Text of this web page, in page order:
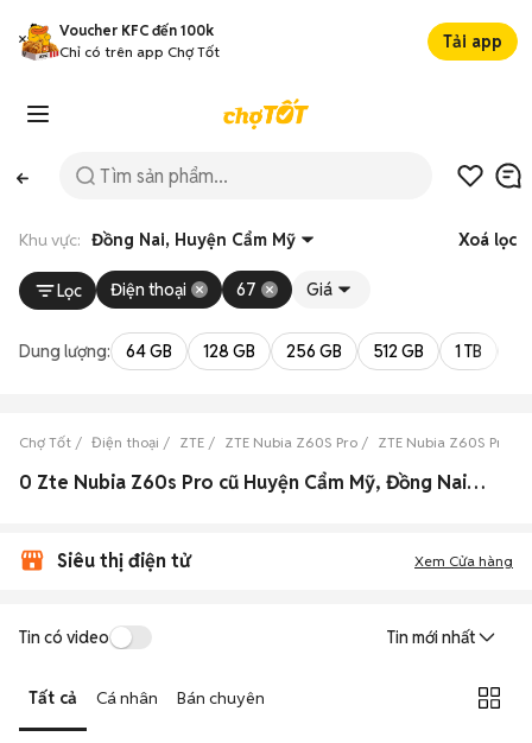
Voucher KFC đến 100k
Chỉ có trên app Chợ Tốt
Tải app
Khu vực: Đồng Nai, Huyện Cẩm Mỹ Xoá lọc
Lọc Điện thoại 67 Giá
Dung lượng: 64 GB 128 GB 256 GB 512 GB 1 TB
Chợ Tốt Điện thoại ZTE ZTE Nubia Z60S Pro ZTE Nubia Z60S Pro
0 Zte Nubia Z60s Pro cũ Huyện Cẩm Mỹ, Đồng Nai đẹp
Siêu thị điện tử Xem Cửa hàng
Tin có video Tin mới nhất
Tất cả Cá nhân Bán chuyên